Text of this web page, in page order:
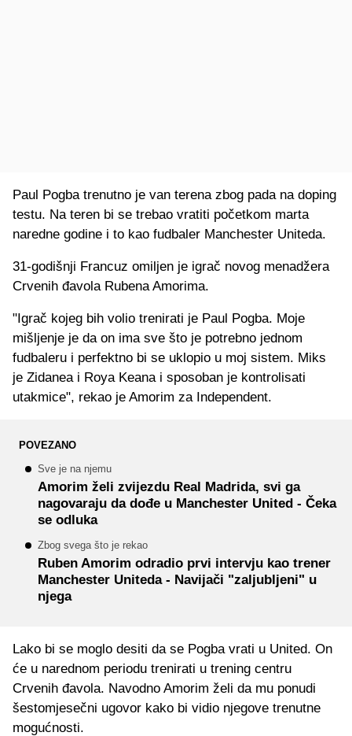
Paul Pogba trenutno je van terena zbog pada na doping
testu. Na teren bi se trebao vratiti početkom marta
naredne godine i to kao fudbaler Manchester Uniteda.
31-godišnji Francuz omiljen je igrač novog menadžera
Crvenih đavola Rubena Amorima.
"Igrač kojeg bih volio trenirati je Paul Pogba. Moje
mišljenje je da on ima sve što je potrebno jednom
fudbaleru i perfektno bi se uklopio u moj sistem. Miks
je Zidanea i Roya Keana i sposoban je kontrolisati
utakmice", rekao je Amorim za Independent.
POVEZANO
Sve je na njemu
Amorim želi zvijezdu Real Madrida, svi ga
nagovaraju da dođe u Manchester United - Čeka
se odluka
Zbog svega što je rekao
Ruben Amorim odradio prvi intervju kao trener
Manchester Uniteda - Navijači "zaljubljeni" u
njega
Lako bi se moglo desiti da se Pogba vrati u United. On
će u narednom periodu trenirati u trening centru
Crvenih đavola. Navodno Amorim želi da mu ponudi
šestomjesečni ugovor kako bi vidio njegove trenutne
mogućnosti.